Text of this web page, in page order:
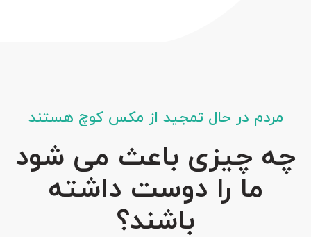
مردم در حال تمجید از مکس کوچ هستند
چه چیزی باعث می شود
ما را دوست داشته
باشند؟